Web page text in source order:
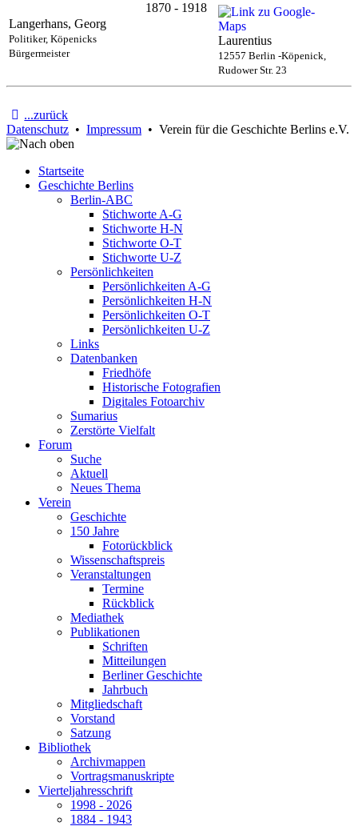
Langerhans, Georg
Politiker, Köpenicks
Bürgermeister
1870 - 1918
Laurentius
12557 Berlin -Köpenick,
Rudower Str. 23
...zurück
Datenschutz • Impressum • Verein für die Geschichte Berlins e.V.
Startseite
Geschichte Berlins
Berlin-ABC
Stichworte A-G
Stichworte H-N
Stichworte O-T
Stichworte U-Z
Persönlichkeiten
Persönlichkeiten A-G
Persönlichkeiten H-N
Persönlichkeiten O-T
Persönlichkeiten U-Z
Links
Datenbanken
Friedhöfe
Historische Fotografien
Digitales Fotoarchiv
Sumarius
Zerstörte Vielfalt
Forum
Suche
Aktuell
Neues Thema
Verein
Geschichte
150 Jahre
Fotorückblick
Wissenschaftspreis
Veranstaltungen
Termine
Rückblick
Mediathek
Publikationen
Schriften
Mitteilungen
Berliner Geschichte
Jahrbuch
Mitgliedschaft
Vorstand
Satzung
Bibliothek
Archivmappen
Vortragsmanuskripte
Vierteljahresschrift
1998 - 2026
1884 - 1943